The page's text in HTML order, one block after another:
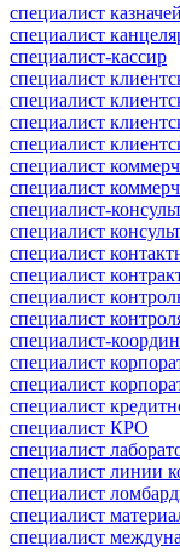
специалист
специалист
специалист-кассир
специалист
специалист
специалист
специалист
специалист
специалист
специалист-
специалист
специалист
специалист
специалист
специалист
специалист-
специалист
специалист
специалист
специалист КРО
специалист
специалист линии
специалист
специалист
специалист